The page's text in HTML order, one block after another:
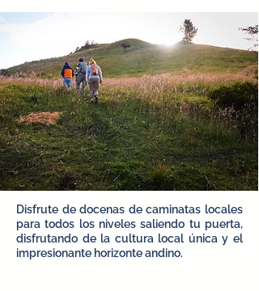
Disfrute de docenas de caminatas locales
para todos los niveles saliendo tu puerta,
disfrutando de la cultura local única y el
impresionante horizonte andino.